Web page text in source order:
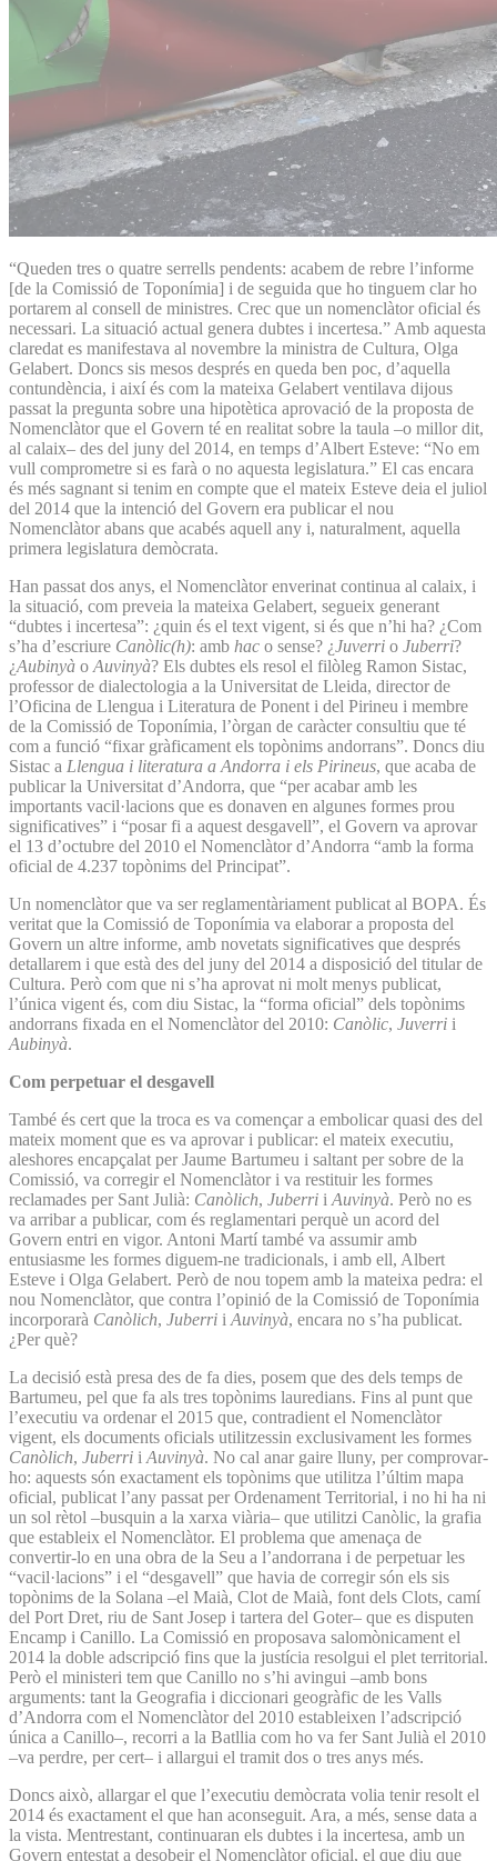
“Queden tres o quatre serrells pendents: acabem de rebre l’informe
[de la Comissió de Toponímia] i de seguida que ho tinguem clar ho
portarem al consell de ministres. Crec que un nomenclàtor oficial és
necessari. La situació actual genera dubtes i incertesa.” Amb aquesta
claredat es manifestava al novembre la ministra de Cultura, Olga
Gelabert. Doncs sis mesos després en queda ben poc, d’aquella
contundència, i així és com la mateixa Gelabert ventilava dijous
passat la pregunta sobre una hipotètica aprovació de la proposta de
Nomenclàtor que el Govern té en realitat sobre la taula –o millor dit,
al calaix– des del juny del 2014, en temps d’Albert Esteve: “No em
vull comprometre si es farà o no aquesta legislatura.” El cas encara
és més sagnant si tenim en compte que el mateix Esteve deia el juliol
del 2014 que la intenció del Govern era publicar el nou
Nomenclàtor abans que acabés aquell any i, naturalment, aquella
primera legislatura demòcrata.
Han passat dos anys, el Nomenclàtor enverinat continua al calaix, i
la situació, com preveia la mateixa Gelabert, segueix generant
“dubtes i incertesa”: ¿quin és el text vigent, si és que n’hi ha? ¿Com
s’ha d’escriure Canòlic(h): amb hac o sense? ¿Juverri o Juberri?
¿Aubinyà o Auvinyà? Els dubtes els resol el filòleg Ramon Sistac,
professor de dialectologia a la Universitat de Lleida, director de
l’Oficina de Llengua i Literatura de Ponent i del Pirineu i membre
de la Comissió de Toponímia, l’òrgan de caràcter consultiu que té
com a funció “fixar gràficament els topònims andorrans”. Doncs diu
Sistac a Llengua i literatura a Andorra i els Pirineus, que acaba de
publicar la Universitat d’Andorra, que “per acabar amb les
importants vacil·lacions que es donaven en algunes formes prou
significatives” i “posar fi a aquest desgavell”, el Govern va aprovar
el 13 d’octubre del 2010 el Nomenclàtor d’Andorra “amb la forma
oficial de 4.237 topònims del Principat”.
Un nomenclàtor que va ser reglamentàriament publicat al BOPA. És
veritat que la Comissió de Toponímia va elaborar a proposta del
Govern un altre informe, amb novetats significatives que després
detallarem i que està des del juny del 2014 a disposició del titular de
Cultura. Però com que ni s’ha aprovat ni molt menys publicat,
l’única vigent és, com diu Sistac, la “forma oficial” dels topònims
andorrans fixada en el Nomenclàtor del 2010: Canòlic, Juverri i
Aubinyà.
Com perpetuar el desgavell
També és cert que la troca es va començar a embolicar quasi des del
mateix moment que es va aprovar i publicar: el mateix executiu,
aleshores encapçalat per Jaume Bartumeu i saltant per sobre de la
Comissió, va corregir el Nomenclàtor i va restituir les formes
reclamades per Sant Julià: Canòlich, Juberri i Auvinyà. Però no es
va arribar a publicar, com és reglamentari perquè un acord del
Govern entri en vigor. Antoni Martí també va assumir amb
entusiasme les formes diguem-ne tradicionals, i amb ell, Albert
Esteve i Olga Gelabert. Però de nou topem amb la mateixa pedra: el
nou Nomenclàtor, que contra l’opinió de la Comissió de Toponímia
incorporarà Canòlich, Juberri i Auvinyà, encara no s’ha publicat.
¿Per què?
La decisió està presa des de fa dies, posem que des dels temps de
Bartumeu, pel que fa als tres topònims lauredians. Fins al punt que
l’executiu va ordenar el 2015 que, contradient el Nomenclàtor
vigent, els documents oficials utilitzessin exclusivament les formes
Canòlich, Juberri i Auvinyà. No cal anar gaire lluny, per comprovar-
ho: aquests són exactament els topònims que utilitza l’últim mapa
oficial, publicat l’any passat per Ordenament Territorial, i no hi ha ni
un sol rètol –busquin a la xarxa viària– que utilitzi Canòlic, la grafia
que estableix el Nomenclàtor. El problema que amenaça de
convertir-lo en una obra de la Seu a l’andorrana i de perpetuar les
“vacil·lacions” i el “desgavell” que havia de corregir són els sis
topònims de la Solana –el Maià, Clot de Maià, font dels Clots, camí
del Port Dret, riu de Sant Josep i tartera del Goter– que es disputen
Encamp i Canillo. La Comissió en proposava salomònicament el
2014 la doble adscripció fins que la justícia resolgui el plet territorial.
Però el ministeri tem que Canillo no s’hi avingui –amb bons
arguments: tant la Geografia i diccionari geogràfic de les Valls
d’Andorra com el Nomenclàtor del 2010 estableixen l’adscripció
única a Canillo–, recorri a la Batllia com ho va fer Sant Julià el 2010
–va perdre, per cert– i allargui el tramit dos o tres anys més.
Doncs això, allargar el que l’executiu demòcrata volia tenir resolt el
2014 és exactament el que han aconseguit. Ara, a més, sense data a
la vista. Mentrestant, continuaran els dubtes i la incertesa, amb un
Govern entestat a desobeir el Nomenclàtor oficial, el que diu que